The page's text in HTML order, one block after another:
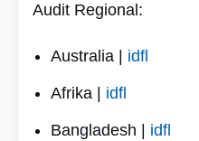
Audit Regional:
Australia | idfl
Afrika | idfl
Bangladesh | idfl